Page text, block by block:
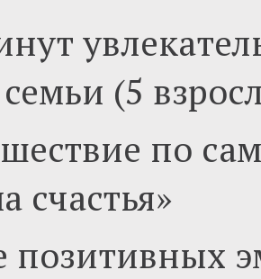
(5
по
счастья»
позитивных